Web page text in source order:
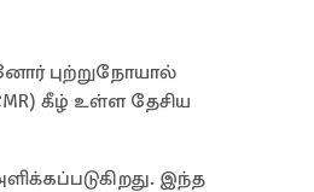
புற்றுநோயால்
கீழ் உள்ள தேசிய
இந்த